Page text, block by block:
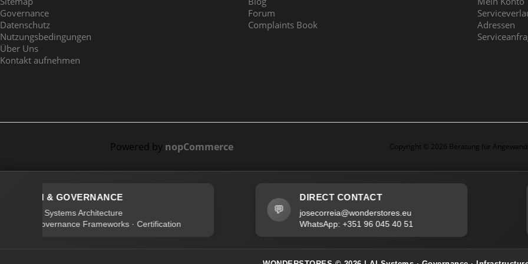
Governance
Datenschutz
Nutzungsbedingungen
Über Uns
Kontakt aufnehmen
Forum
Complaints Book
Adressen
Copyright © 2026 Beratung für
Powered by nopCommerce
AI & GOVERNANCE
AI Systems Architecture
Governance Frameworks · Certification
DIRECT CONTACT
josecorreia@wonderstores.eu
WhatsApp: +351 96 045 40 51